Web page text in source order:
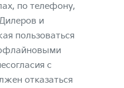
по телефону,
и
пользоваться
с
отказаться